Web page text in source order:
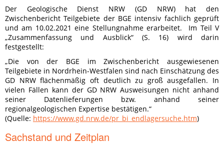
Der Geologische Dienst NRW (GD NRW) hat den
Zwischenbericht Teilgebiete der BGE intensiv fachlich geprüft
und am 10.02.2021 eine Stellungnahme erarbeitet. Im Teil V
„Zusammenfassung und Ausblick“ (S. 16) wird darin
festgestellt:
„Die von der BGE im Zwischenbericht ausgewiesenen
Teilgebiete in Nordrhein-Westfalen sind nach Einschätzung des
GD NRW flächenmäßig oft deutlich zu groß ausgefallen. In
vielen Fällen kann der GD NRW Ausweisungen nicht anhand
seiner Datenlieferungen bzw. anhand seiner
regionalgeologischen Expertise bestätigen.“
(Quelle: https://www.gd.nrw.de/pr_bi_endlagersuche.htm)
Sachstand und Zeitplan